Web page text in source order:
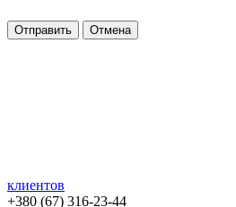
Отправить Отмена
клиентов
+380 (67) 316-23-44